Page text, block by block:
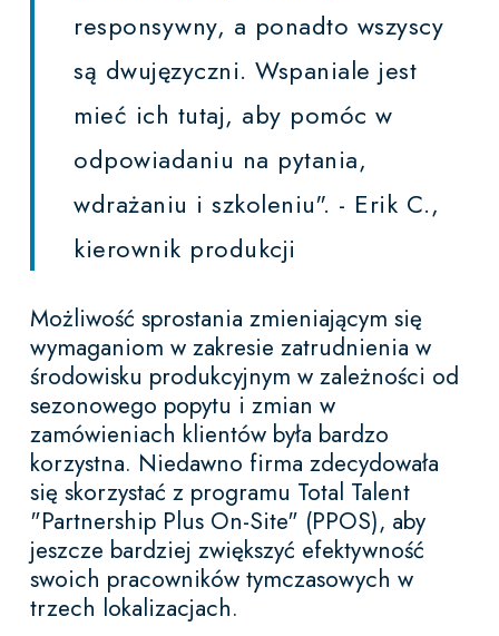
responsywny, a ponadto wszyscy
są dwujęzyczni. Wspaniale jest
mieć ich tutaj, aby pomóc w
odpowiadaniu na pytania,
wdrażaniu i szkoleniu". - Erik C.,
kierownik produkcji
Możliwość sprostania zmieniającym się
wymaganiom w zakresie zatrudnienia w
środowisku produkcyjnym w zależności od
sezonowego popytu i zmian w
zamówieniach klientów była bardzo
korzystna. Niedawno firma zdecydowała
się skorzystać z programu Total Talent
"Partnership Plus On-Site" (PPOS), aby
jeszcze bardziej zwiększyć efektywność
swoich pracowników tymczasowych w
trzech lokalizacjach.